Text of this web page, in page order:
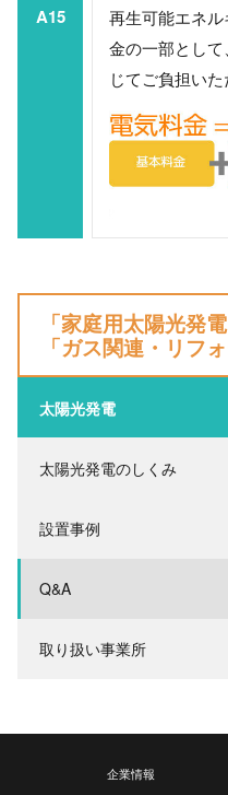
A15
再生可能エネ
金の一部とし
じてご負担いた
「家庭用太陽光発
「ガス関連・リフ
太陽光発電
太陽光発電のしくみ
設置事例
Q&A
取り扱い事業所
企業情報